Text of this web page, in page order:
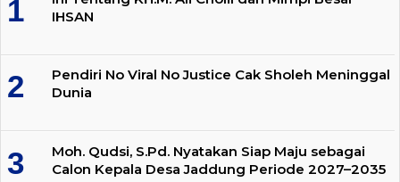
IHSAN
Pendiri No Viral No Justice Cak Sholeh Meninggal
Dunia
Moh. Qudsi, S.Pd. Nyatakan Siap Maju sebagai
Calon Kepala Desa Jaddung Periode 2027–2035